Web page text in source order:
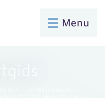
Menu